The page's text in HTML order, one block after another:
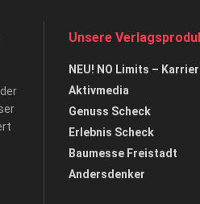
Unsere
NEU! NO Limits –
Aktivmedia
Genuss Scheck
Erlebnis Scheck
Baumesse Freistadt
Andersdenker